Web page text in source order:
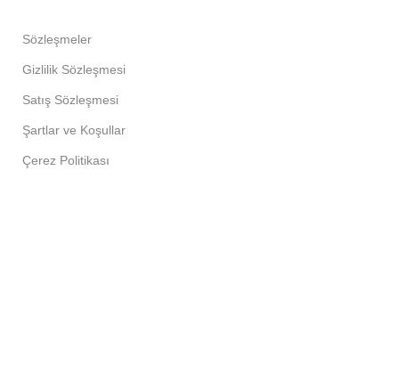
Sözleşmeler
Gizlilik Sözleşmesi
Satış Sözleşmesi
Şartlar ve Koşullar
Çerez Politikası